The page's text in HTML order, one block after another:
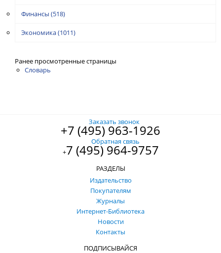
Финансы (518)
Экономика(1011)
Ранее просмотренные страницы
Словарь
Заказать звонок
+7 (495) 963-1926
Обратная связь
+7 (495) 964-9757
РАЗДЕЛЫ
Издательство
Покупателям
Журналы
Интернет-Библиотека
Новости
Контакты
ПОДПИСЫВАЙСЯ